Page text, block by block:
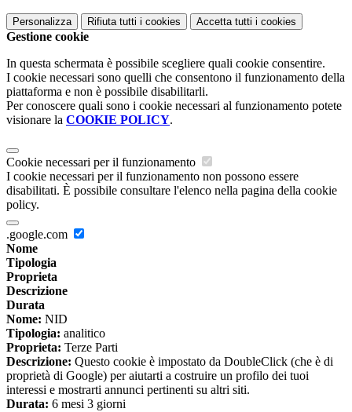
Personalizza Rifiuta tutti i cookies Accetta tutti i cookies
Gestione cookie
In questa schermata è possibile scegliere quali cookie consentire.
I cookie necessari sono quelli che consentono il funzionamento della
piattaforma e non è possibile disabilitarli.
Per conoscere quali sono i cookie necessari al funzionamento potete
visionare la COOKIE POLICY.
Cookie necessari per il funzionamento
I cookie necessari per il funzionamento non possono essere
disabilitati. È possibile consultare l'elenco nella pagina della cookie
policy.
.google.com
Nome
Tipologia
Proprieta
Descrizione
Durata
Nome: NID
Tipologia: analitico
Proprieta: Terze Parti
Descrizione: Questo cookie è impostato da DoubleClick (che è di
proprietà di Google) per aiutarti a costruire un profilo dei tuoi
interessi e mostrarti annunci pertinenti su altri siti.
Durata: 6 mesi 3 giorni